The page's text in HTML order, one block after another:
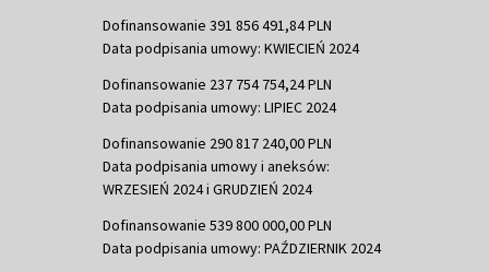
Dofinansowanie 391 856 491,84 PLN
Data podpisania umowy: KWIECIEŃ 2024
Dofinansowanie 237 754 754,24 PLN
Data podpisania umowy: LIPIEC 2024
Dofinansowanie 290 817 240,00 PLN
Data podpisania umowy i aneksów:
WRZESIEŃ 2024 i GRUDZIEŃ 2024
Dofinansowanie 539 800 000,00 PLN
Data podpisania umowy: PAŹDZIERNIK 2024